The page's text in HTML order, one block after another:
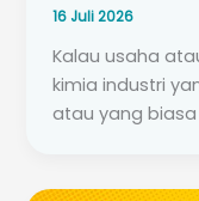
16 Juli 2026
Kalau usaha
kimia industri
atau yang